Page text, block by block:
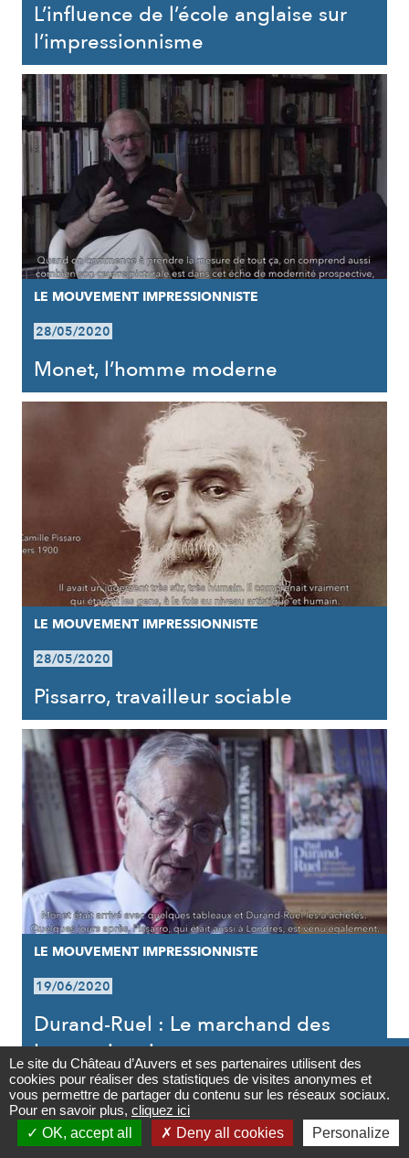
Contact

Newsletter
L’influence de l’école anglaise sur
l’impressionnisme
LE MOUVEMENT IMPRESSIONNISTE
28/05/2020
Monet, l’homme moderne
LE MOUVEMENT IMPRESSIONNISTE
28/05/2020
Pissarro, travailleur sociable
LE MOUVEMENT IMPRESSIONNISTE
19/06/2020
Durand-Ruel : Le marchand des
Impressionnistes
Le site du Château d’Auvers et ses partenaires utilisent des
cookies pour réaliser des statistiques de visites anonymes et
vous permettre de partager du contenu sur les réseaux sociaux.
Pour en savoir plus, cliquez ici
OK, accept all
Deny all cookies Personalize